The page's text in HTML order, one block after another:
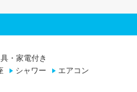
・家電付き
シャワー エアコン